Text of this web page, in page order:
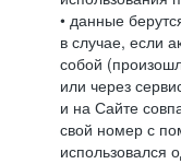
• данные
в случае, если
собой
или через
и на Сайте
свой номер с
использовался